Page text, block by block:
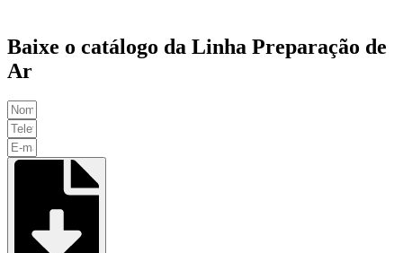
Baixe o catálogo da Linha Preparação de
Ar